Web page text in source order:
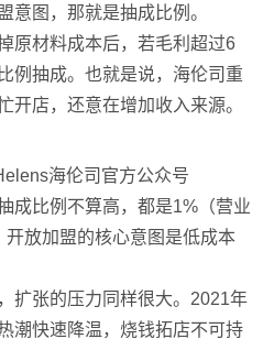
意图，那就是抽成比例。
原材料成本后，若毛利超过6
例抽成。也就是说，海伦司重
开店，还意在增加收入来源。
海伦司官方公众号
成比例不算高，都是1%（营业
放加盟的核心意图是低成本
扩张的压力同样很大。2021年
潮快速降温，烧钱拓店不可持